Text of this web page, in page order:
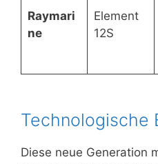
Raymari
ne
Element
12S
Technologische
Diese neue Generation